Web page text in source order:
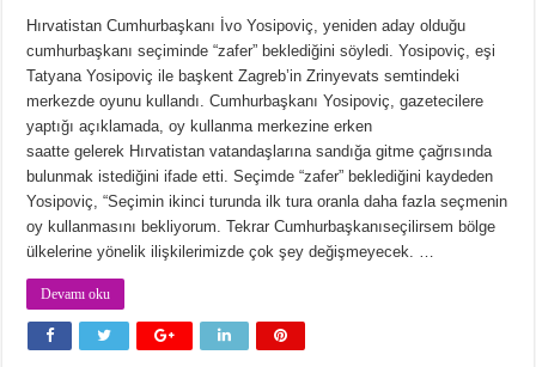
Hırvatistan Cumhurbaşkanı İvo Yosipoviç, yeniden aday olduğu
cumhurbaşkanı seçiminde “zafer” beklediğini söyledi. Yosipoviç, eşi
Tatyana Yosipoviç ile başkent Zagreb’in Zrinyevats semtindeki
merkezde oyunu kullandı. Cumhurbaşkanı Yosipoviç, gazetecilere
yaptığı açıklamada, oy kullanma merkezine erken
saatte gelerek Hırvatistan vatandaşlarına sandığa gitme çağrısında
bulunmak istediğini ifade etti. Seçimde “zafer” beklediğini kaydeden
Yosipoviç, “Seçimin ikinci turunda ilk tura oranla daha fazla seçmenin
oy kullanmasını bekliyorum. Tekrar Cumhurbaşkanıseçilirsem bölge
ülkelerine yönelik ilişkilerimizde çok şey değişmeyecek. …
Devamı oku